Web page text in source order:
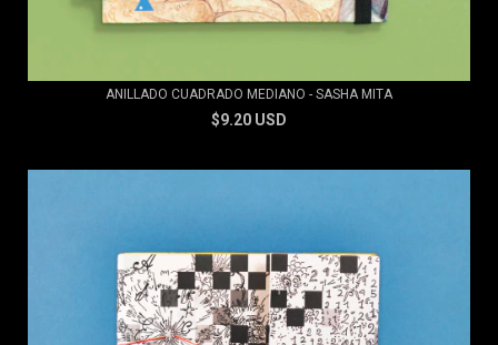
ANILLADO CUADRADO MEDIANO - SASHA MITA
$9.20 USD